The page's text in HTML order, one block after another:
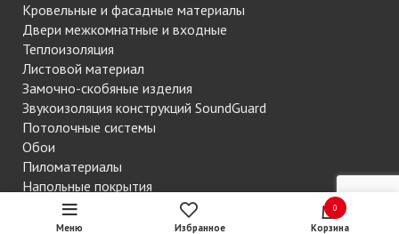
Кровельные и фасадные материалы
Двери межкомнатные и входные
Теплоизоляция
Листовой материал
Замочно-скобяные изделия
Звукоизоляция конструкций SoundGuard
Потолочные системы
Обои
Пиломатериалы
Напольные покрытия
Сетки строительные
Меню Избранное
0
Корзина